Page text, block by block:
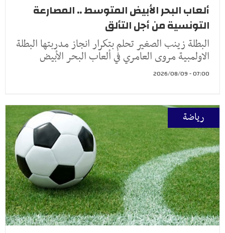
ألعاب البحر الأبيض المتوسط .. المصارعة
التونسية من أجل التألق
البطلة زينب الصغير تحلم بتكرار انجاز مدربتها البطلة
الاولمبية مروى العامري في ألعاب البحر الأبيض
07:00 - 2026/08/09
رياضة